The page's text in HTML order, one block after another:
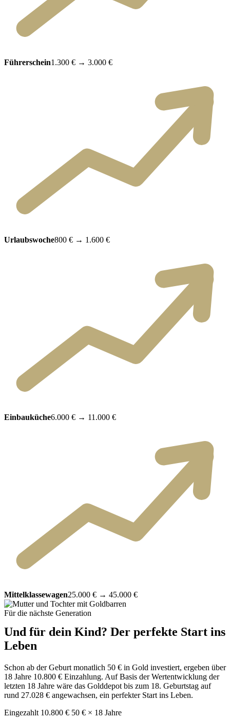
Führerschein1.300 € → 3.000 €
Urlaubswoche800 € → 1.600 €
Einbauküche6.000 € → 11.000 €
Mittelklassewagen25.000 € → 45.000 €
Für die nächste Generation
Und für dein Kind? Der perfekte Start ins
Leben
Schon ab der Geburt monatlich 50 € in Gold investiert, ergeben über
18 Jahre 10.800 € Einzahlung. Auf Basis der Wertentwicklung der
letzten 18 Jahre wäre das Golddepot bis zum 18. Geburtstag auf
rund 27.028 € angewachsen, ein perfekter Start ins Leben.
Eingezahlt 10.800 € 50 € × 18 Jahre